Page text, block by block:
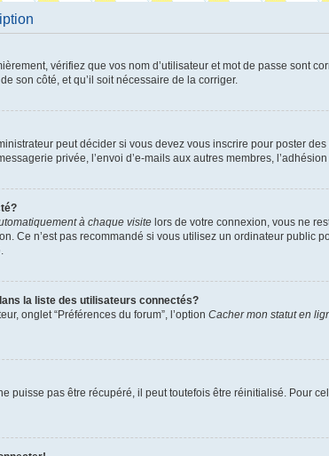
vérifiez que vos nom d’utilisateur et mot de passe sont
son côté, et qu’il soit nécessaire de la corriger.
peut décider si vous devez vous inscrire pour poster
privée, l’envoi d’e-mails aux autres membres,
à chaque visite lors de votre connexion, vous ne
Ce n’est pas recommandé si vous utilisez un ordinateur
la liste des utilisateurs connectés?
onglet “Préférences du forum”, l’option Cacher mon statut en
puisse pas être récupéré, il peut toutefois être réinitialisé. Pour